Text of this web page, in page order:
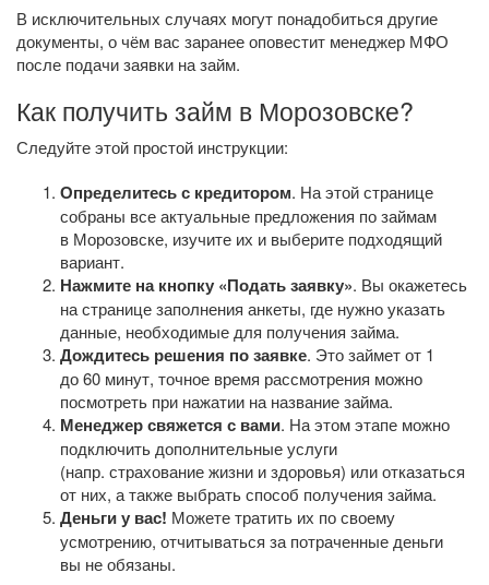
В исключительных случаях могут понадобиться другие
документы, о чём вас заранее оповестит менеджер МФО
после подачи заявки на займ.
Как получить займ в Морозовске?
Следуйте этой простой инструкции:
Определитесь с кредитором. На этой странице
собраны все актуальные предложения по займам
в Морозовске, изучите их и выберите подходящий
вариант.
Нажмите на кнопку «Подать заявку». Вы окажетесь
на странице заполнения анкеты, где нужно указать
данные, необходимые для получения займа.
Дождитесь решения по заявке. Это займет от 1
до 60 минут, точное время рассмотрения можно
посмотреть при нажатии на название займа.
Менеджер свяжется с вами. На этом этапе можно
подключить дополнительные услуги
(напр. страхование жизни и здоровья) или отказаться
от них, а также выбрать способ получения займа.
Деньги у вас! Можете тратить их по своему
усмотрению, отчитываться за потраченные деньги
вы не обязаны.